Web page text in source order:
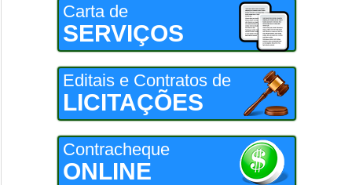
Carta de
SERVIÇOS
Editais e Contratos de
LICITAÇÕES
Contracheque
ONLINE